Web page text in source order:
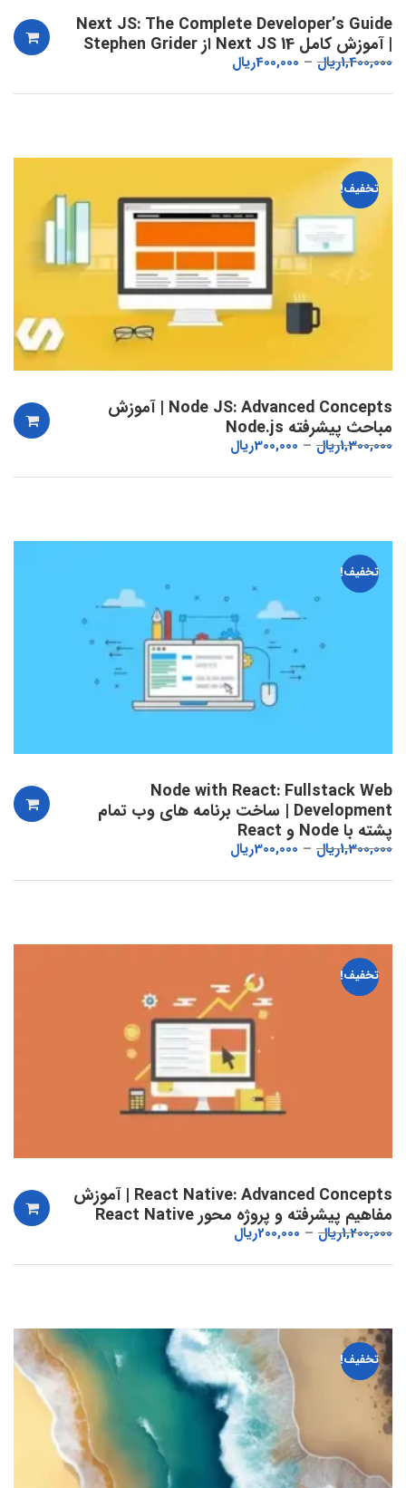
Next JS: The Complete Developer’s Guide
| آموزش کامل Next JS 14 از Stephen Grider
1,400,000ریال 400,000ریال
تخفیف!
Node JS: Advanced Concepts | آموزش
مباحث پیشرفته Node.js
1,300,000ریال 300,000ریال
تخفیف!
Node with React: Fullstack Web
Development | ساخت برنامه های وب تمام
پشته با Node و React
1,300,000ریال 300,000ریال
تخفیف!
React Native: Advanced Concepts | آموزش
مفاهیم پیشرفته و پروژه محور React Native
1,200,000ریال 200,000ریال
تخفیف!